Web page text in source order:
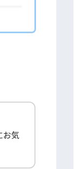
お気